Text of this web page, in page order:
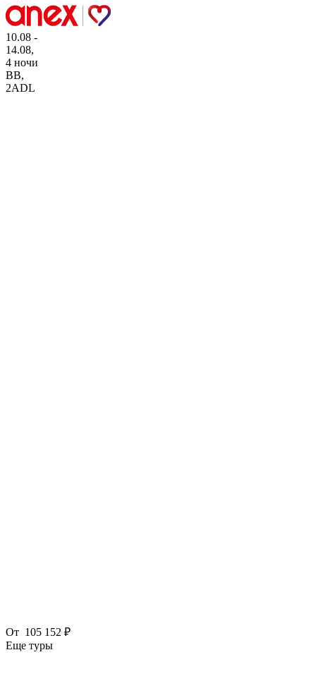
10.08 -
14.08,
4 ночи
BB,
2ADL
От 105 152 ₽
Еще туры